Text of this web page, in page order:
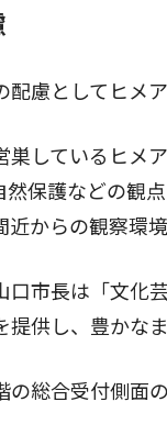
慮としてヒメ
しているヒメ
然保護などの観
からの観察環
市長は「文化
供し、豊かな
総合受付側面